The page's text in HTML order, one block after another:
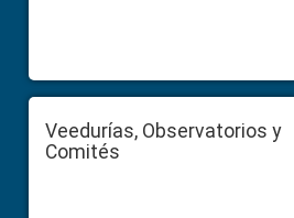
Veedurías, Observatorios y
Comités